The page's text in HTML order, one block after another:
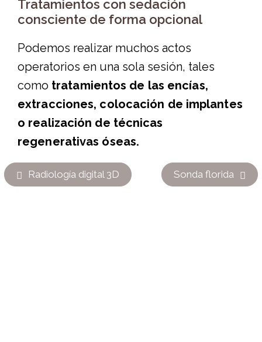
Tratamientos con sedación
consciente de forma opcional
Podemos realizar muchos actos
operatorios en una sola sesión, tales
como tratamientos de las encías,
extracciones, colocación de implantes
o realización de técnicas
regenerativas óseas.
Radiología digital 3D Sonda florida